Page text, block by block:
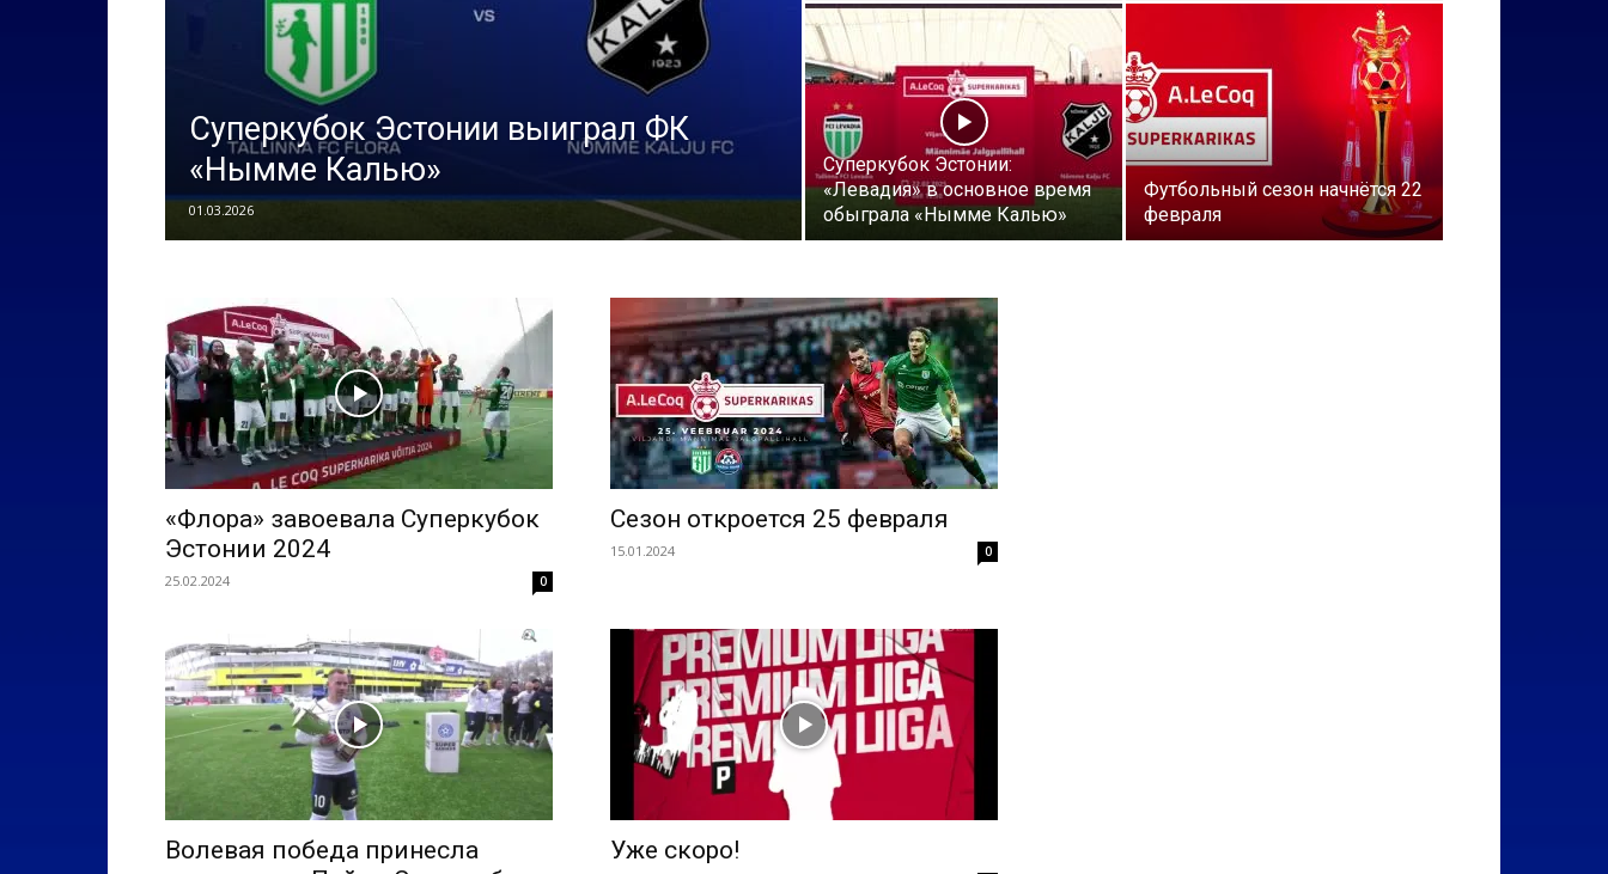
Суперкубок Эстонии выиграл ФК
«Нымме Калью»
01.03.2026
Суперкубок Эстонии:
«Левадия» в основное время
обыграла «Нымме Калью»
Футбольный сезон начнётся 22
февраля
«Флора» завоевала Суперкубок
Эстонии 2024
25.02.2024 0
Сезон откроется 25 февраля
15.01.2024 0
Волевая победа принесла
Уже скоро!